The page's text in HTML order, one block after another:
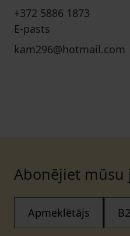
+372 5886 1873
E-pasts
kam296@hotmail.com
Abonējiet
Apmeklētājs